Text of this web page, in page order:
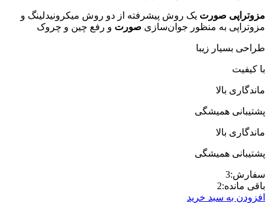
مزوتراپی صورت یک روش پیشرفته از دو روش میکرونیدلینگ و
مزوتراپی به منظور جوان‌سازی صورت و رفع چین و چروک
طراحی بسیار زیبا
با کیفیت
ماندگاری بالا
پشتیبانی همیشگی
ماندگاری بالا
پشتیبانی همیشگی
سفارش:3
باقی مانده:2
افزودن به سبد خرید